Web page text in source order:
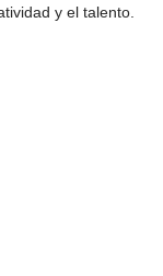
y el talento.